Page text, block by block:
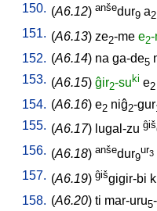
150. (A6.12) anšedur9 a2
151. (A6.13) ze2-me e2-
152. (A6.14) na ga-de5
153. (A6.15) ĝir2-suki e2
154. (A6.16) e2 niĝ2-gur
155. (A6.17) lugal-zu ĝiš
156. (A6.18) anšedur9
ur3
157. (A6.19) ĝišgigir-bi
158. (A6.20) ti mar-uru5